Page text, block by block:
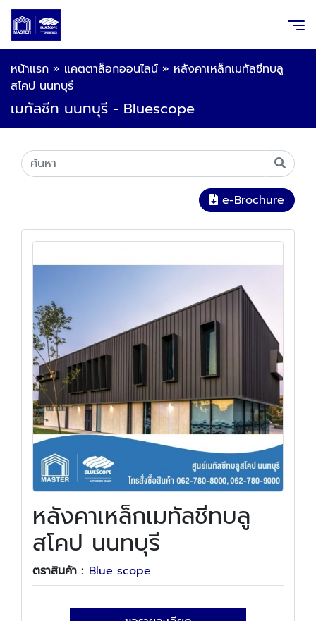
หน้าแรก » แคตตาล็อกออนไลน์ » หลังคาเหล็กเมทัลชีทบลู
สโคป นนทบุรี
เมทัลชีท นนทบุรี - Bluescope
e-Brochure
หลังคาเหล็กเมทัลชีทบลู
สโคป นนทบุรี
ตราสินค้า : Blue scope